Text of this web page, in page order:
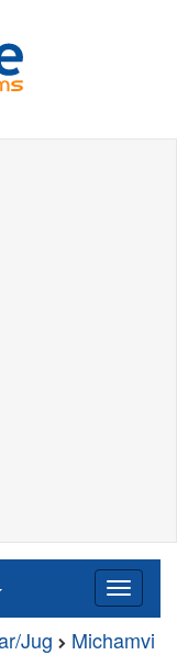
Jug Michamvi